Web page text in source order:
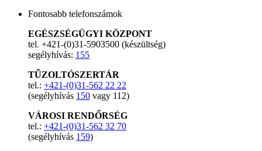
Fontosabb telefonszámok
EGÉSZSÉGÜGYI KÖZPONT
tel. +421-(0)31-5903500 (készültség)
segélyhívás: 155
TŰZOLTÓSZERTÁR
tel.: +421-(0)31-562 22 22
(segélyhívás 150 vagy 112)
VÁROSI RENDŐRSÉG
tel.: +421-(0)31-562 32 70
(segélyhívás 159)